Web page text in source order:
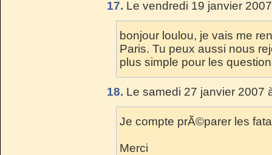
17. Le vendredi 19 janvier
bonjour loulou, je vais me
Paris. Tu peux aussi nous
plus simple pour les
18. Le samedi 27 janvier 2007
Je compte prÃ©parer les
Merci